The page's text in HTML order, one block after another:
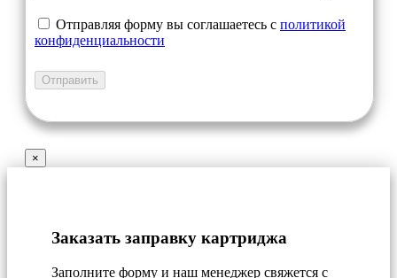
Отправляя форму вы соглашаетесь с политикой
конфиденциальности
×
Заказать заправку картриджа
Заполните форму и наш менеджер свяжется с